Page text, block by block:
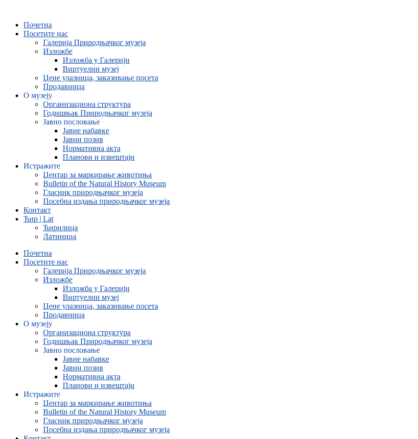
contentПочетна
Посетите нас
Галерија Природњачког музеја
Изложбе
Изложба у Галерији
Виртуелни музеј
Цене улазница, заказивање посета
Продавница
О музеју
Организациона структура
Годишњак Природњачког музеја
Јавно пословање
Јавне набавке
Јавни позив
Нормативна акта
Планови и извештаји
Истражите
Центар за маркирање животиња
Bulletin of the Natural History Museum
Гласник природњачког музеја
Посебна издања природњачког музеја
Контакт
Ћир | Lat
Ћирилица
Латиница
Почетна
Посетите нас
Галерија Природњачког музеја
Изложбе
Изложба у Галерији
Виртуелни музеј
Цене улазница, заказивање посета
Продавница
О музеју
Организациона структура
Годишњак Природњачког музеја
Јавно пословање
Јавне набавке
Јавни позив
Нормативна акта
Планови и извештаји
Истражите
Центар за маркирање животиња
Bulletin of the Natural History Museum
Гласник природњачког музеја
Посебна издања природњачког музеја